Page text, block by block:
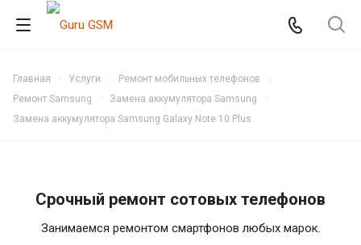
Главная Услуги
Ремонт мобильных телефонов
Ремонт Samsung
Замена аккумулятора Samsung
Замена аккумулятора Samsung Galaxy Note 10 Plus
Срочный ремонт сотовых телефонов
Занимаемся ремонтом смартфонов любых марок.